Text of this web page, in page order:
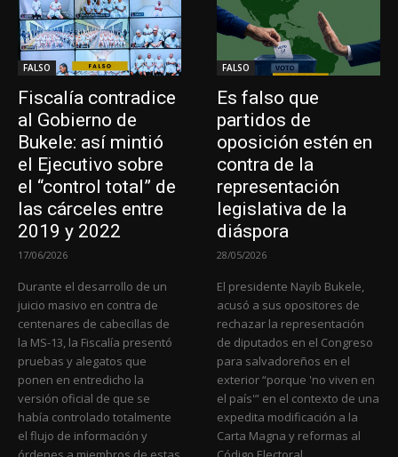
FALSO
Fiscalía contradice
al Gobierno de
Bukele: así mintió
el Ejecutivo sobre
el “control total” de
las cárceles entre
2019 y 2022
17/06/2026
Durante el desarrollo de un
juicio masivo en contra de
centenares de cabecillas de
la MS-13, la Fiscalía presentó
pruebas y alegatos que
ponen en entredicho la
versión oficial de que se
había controlado totalmente
el flujo de información y
FALSO
Es falso que
partidos de
oposición estén en
contra de la
representación
legislativa de la
diáspora
28/05/2026
El presidente Nayib Bukele,
acusó a sus opositores de
rechazar la representación
de diputados en el Congreso
para salvadoreños en el
exterior “porque 'no viven en
el país'” en el contexto de una
expedita modificación a la
Carta Magna y reformas al